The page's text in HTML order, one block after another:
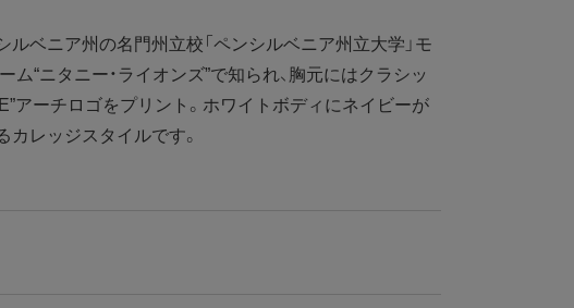
ルベニア州の名門州立校「ペンシルベニア州立大学」モ
ム“ニタニー・ライオンズ”で知られ、胸元にはクラシッ
アーチロゴをプリント。ホワイトボディにネイビーが
カレッジスタイルです。